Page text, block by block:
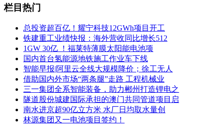
栏目热门
总投资超百亿！耀宁科技12GWh项目开工
铁建重工业绩快报：海外营收同比增长512
1GW 30亿 ！福莱特薄膜太阳能电池项
国内首台氢能源地铁施工作业车下线
智能早报|阿里云全线大规模降价；徐工无人
借助国内外市场“两条腿”走路 工程机械业
三一集团全系智能装备，助力郴州打造锂电之
隧道股份城建国际承担的澳门共同管道项目启
南水进京超90亿立方米 水厂日均取水量创
林源集团又一电池项目签约！